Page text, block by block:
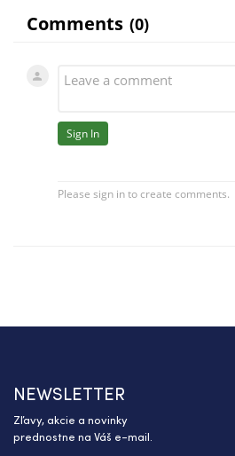
NEWSLETTER
Zľavy, akcie a novinky
prednostne na Váš e-mail.